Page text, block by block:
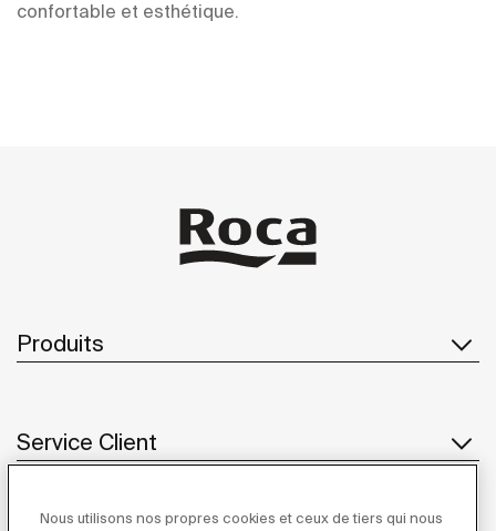
confortable et esthétique.
Produits
Service Client
Nous utilisons nos propres cookies et ceux de tiers qui nous